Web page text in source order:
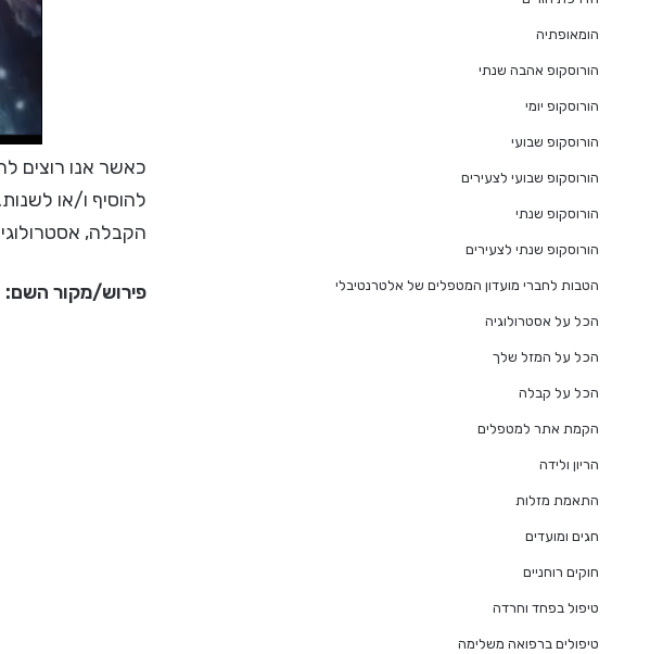
כאשר אנו רוצים
להוסיף ו/או
הקבלה,
פירוש/מקור השם:
הומאופתיה
הורוסקופ אהבה שנתי
הורוסקופ יומי
הורוסקופ שבועי
הורוסקופ שבועי לצעירים
הורוסקופ שנתי
הורוסקופ שנתי לצעירים
הטבות לחברי מועדון המטפלים של אלטרנטיבלי
הכל על אסטרולוגיה
הכל על המזל שלך
הכל על קבלה
הקמת אתר למטפלים
הריון ולידה
התאמת מזלות
חגים ומועדים
חוקים רוחניים
טיפול בפחד וחרדה
טיפולים ברפואה משלימה